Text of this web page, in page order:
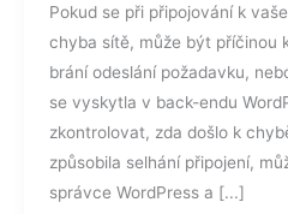
Pokud se při připojování k
chyba sítě, může být příčinou
brání odeslání požadavku,
se vyskytla v back-endu
zkontrolovat, zda došlo k
způsobila selhání připojení,
správce WordPress a [...]
o
připojení
k
mému
obchodu
zobrazí
chyba